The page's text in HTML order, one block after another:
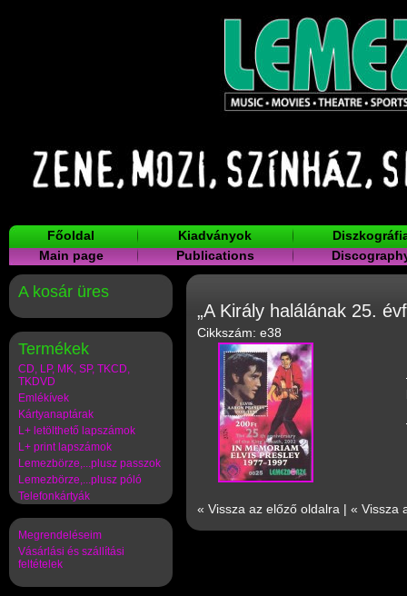
Főoldal Kiadványok
Main page
Publications
A kosár üres
Termékek
CD, LP, MK, SP, TKCD,
TKDVD
Emlékívek
Kártyanaptárak
L+ letölthető lapszámok
L+ print lapszámok
Lemezbörze,...plusz passzok
Lemezbörze,...plusz póló
Telefonkártyák
Megrendeléseim
Vásárlási és szállítási
feltételek
„A Király halálának 25.
Cikkszám: e38
« Vissza az előző oldalra | « Vissza